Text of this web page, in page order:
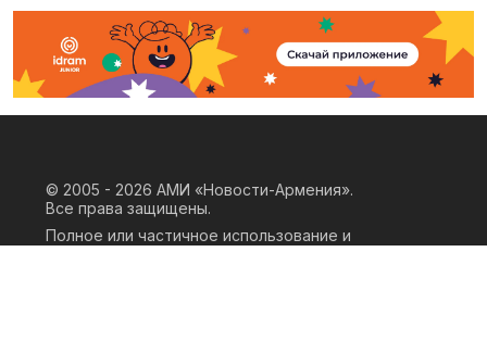
© 2005 - 2026 АМИ «Новости-Армения».
Все права защищены.
Полное или частичное использование и